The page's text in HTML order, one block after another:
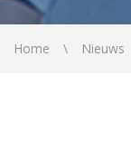
Home Nieuws